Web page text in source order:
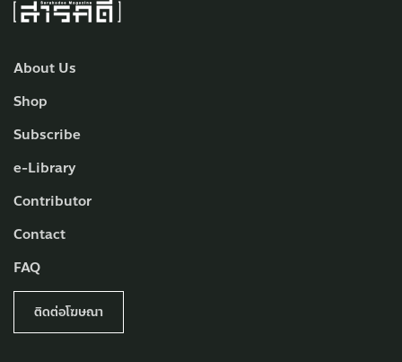
About Us
Shop
Subscribe
e-Library
Contributor
Contact
FAQ
ติดต่อโฆษณา